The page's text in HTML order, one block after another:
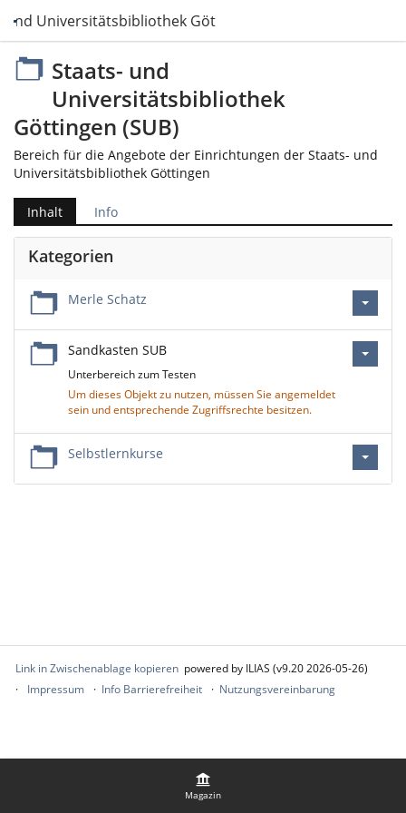
und Universitätsbibliothek Göttingen (SUB)
Magazin
Staats- und
Universitätsbibliothek
Göttingen (SUB)
Bereich für die Angebote der Einrichtungen der Staats- und
Universitätsbibliothek Göttingen
Inhalt Info
Kategorien
Merle Schatz
Sandkasten SUB
Unterbereich zum Testen
Um dieses Objekt zu nutzen, müssen Sie angemeldet
sein und entsprechende Zugriffsrechte besitzen.
Selbstlernkurse
Link in Zwischenablage kopieren powered by ILIAS (v9.20 2026-05-26)
Impressum
Info Barrierefreiheit Nutzungsvereinbarung